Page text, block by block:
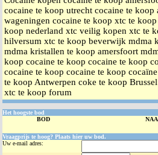
cocaine te koop utrecht cocaine te
wageningen cocaine te koop xtc te
koop nederland xtc veilig kopen xtc te
hilversum xtc te koop beverwijk mdma
mdma kristallen te koop amersfoort
koop cocaine te koop cocaine te koop
cocaine te koop cocaine te koop
te koop Antwerpen coke te koop
xtc te koop forum
Het hoogste bod
BOD
Vraagprijs te hoog? Plaats hier uw bod.
Uw e-mail adres: